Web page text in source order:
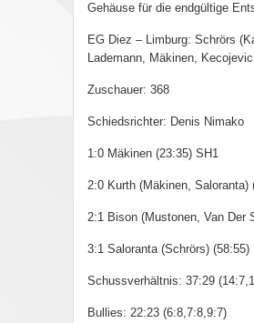
Gehäuse für die endgültige
EG Diez – Limburg: Schrörs
Lademann, Mäkinen,
Zuschauer: 368
Schiedsrichter: Denis Nimako
1:0 Mäkinen (23:35) SH1
2:0 Kurth (Mäkinen, Saloranta)
2:1 Bison (Mustonen, Van Der
3:1 Saloranta (Schrörs) (58:55)
Schussverhältnis: 37:29
Bullies: 22:23 (6:8,7:8,9:7)